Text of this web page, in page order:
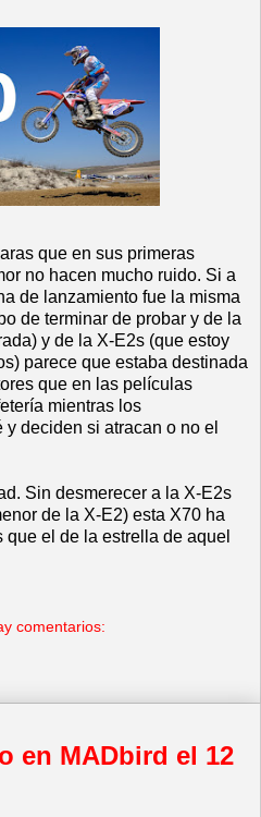
que en sus primeras
no hacen mucho ruido. Si a
de lanzamiento fue la misma
de terminar de probar y de la
y de la X-E2s (que estoy
parece que estaba destinada
que en las películas
mientras los
deciden si atracan o no el
Sin desmerecer a la X-E2s
de la X-E2) esta X70 ha
el de la estrella de aquel
comentarios:
en MADbird el 12